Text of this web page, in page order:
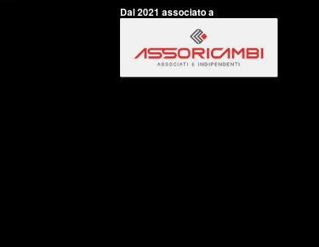
Dal 2021 associato a